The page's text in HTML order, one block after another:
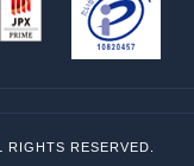
RESERVED.